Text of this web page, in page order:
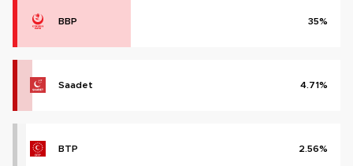
BBP 35%
Saadet 4.71%
BTP 2.56%